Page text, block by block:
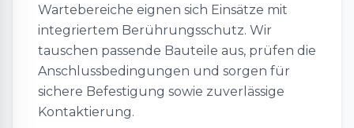
Wartebereiche eignen sich Einsätze mit
integriertem Berührungsschutz. Wir
tauschen passende Bauteile aus, prüfen die
Anschlussbedingungen und sorgen für
sichere Befestigung sowie zuverlässige
Kontaktierung.